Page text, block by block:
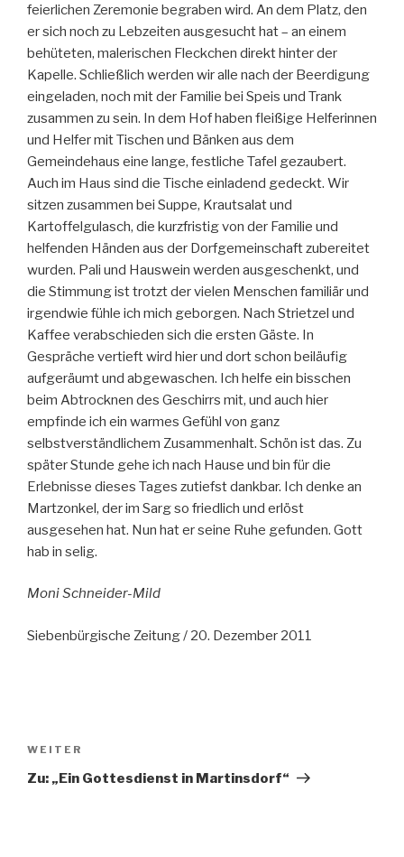
feierlichen Zeremonie begraben wird. An dem Platz, den
er sich noch zu Lebzeiten ausgesucht hat – an einem
behüteten, malerischen Fleckchen direkt hinter der
Kapelle. Schließlich werden wir alle nach der Beerdigung
eingeladen, noch mit der Familie bei Speis und Trank
zusammen zu sein. In dem Hof haben fleißige Helferinnen
und Helfer mit Tischen und Bänken aus dem
Gemeindehaus eine lange, festliche Tafel gezaubert.
Auch im Haus sind die Tische einladend gedeckt. Wir
sitzen zusammen bei Suppe, Krautsalat und
Kartoffelgulasch, die kurzfristig von der Familie und
helfenden Händen aus der Dorfgemeinschaft zubereitet
wurden. Pali und Hauswein werden ausgeschenkt, und
die Stimmung ist trotzt der vielen Menschen familiär und
irgendwie fühle ich mich geborgen. Nach Strietzel und
Kaffee verabschieden sich die ersten Gäste. In
Gespräche vertieft wird hier und dort schon beiläufig
aufgeräumt und abgewaschen. Ich helfe ein bisschen
beim Abtrocknen des Geschirrs mit, und auch hier
empfinde ich ein warmes Gefühl von ganz
selbstverständlichem Zusammenhalt. Schön ist das. Zu
später Stunde gehe ich nach Hause und bin für die
Erlebnisse dieses Tages zutiefst dankbar. Ich denke an
Martzonkel, der im Sarg so friedlich und erlöst
ausgesehen hat. Nun hat er seine Ruhe gefunden. Gott
hab in selig.
Moni Schneider-Mild
Siebenbürgische Zeitung / 20. Dezember 2011
Nächster
Beitrag
WEITER
Zu: „Ein Gottesdienst in Martinsdorf“